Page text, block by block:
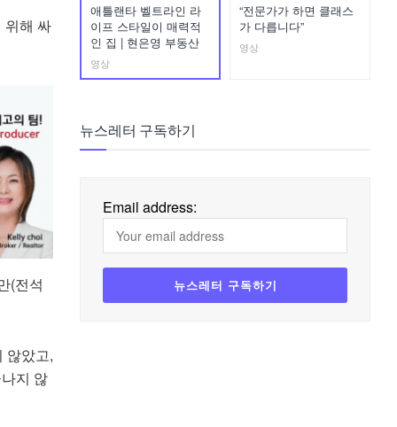
위해 싸
(전석
않았고,
지 않
애틀랜타 벨트라인 라
이프 스타일이 매력적
인 집 | 현은영 부동산
영상
“전문가가 하면 클래스
가 다릅니다”
영상
뉴스레터 구독하기
Email address: